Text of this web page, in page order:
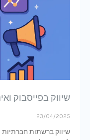
שיווק בפייסבוק
23/04/2025
שיווק ברשתות חברתיות –